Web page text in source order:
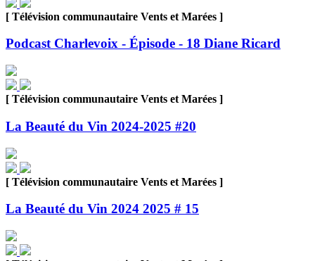
[ Télévision communautaire Vents et Marées ]
Podcast Charlevoix - Épisode - 18 Diane Ricard
[ Télévision communautaire Vents et Marées ]
La Beauté du Vin 2024-2025 #20
[ Télévision communautaire Vents et Marées ]
La Beauté du Vin 2024 2025 # 15